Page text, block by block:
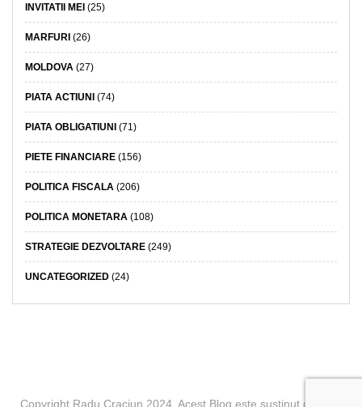
INVITATII MEI (25)
MARFURI (26)
MOLDOVA (27)
PIATA ACTIUNI (74)
PIATA OBLIGATIUNI (71)
PIETE FINANCIARE (156)
POLITICA FISCALA (206)
POLITICA MONETARA (108)
STRATEGIE DEZVOLTARE (249)
UNCATEGORIZED (24)
Copyright Radu Craciun 2024. Acest Blog este sustinut de BCR